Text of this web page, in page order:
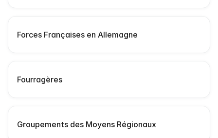
Forces Françaises en Allemagne
Fourragères
Groupements des Moyens Régionaux